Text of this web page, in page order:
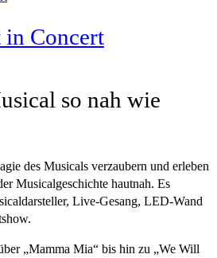
Concert
so nah wie
des Musicals verzaubern und erleben
Musicalgeschichte hautnah. Es
Live-Gesang, LED-Wand
„Mamma Mia“ bis hin zu „We Will